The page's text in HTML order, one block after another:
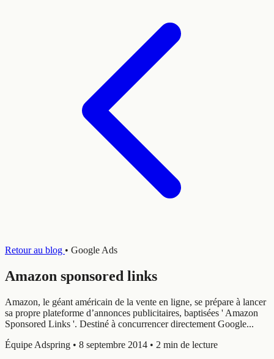
Retour au blog • Google Ads
Amazon sponsored links
Amazon, le géant américain de la vente en ligne, se prépare à lancer
sa propre plateforme d’annonces publicitaires, baptisées ' Amazon
Sponsored Links '. Destiné à concurrencer directement Google...
Équipe Adspring • 8 septembre 2014 • 2 min de lecture